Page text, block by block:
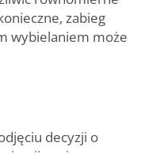
zabieg
wybielaniem może
decyzji o